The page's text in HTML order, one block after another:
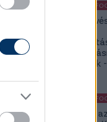
KÜLFÖLDI
KL: Ez
szükségük
KÜLFÖLDI
Bolla már